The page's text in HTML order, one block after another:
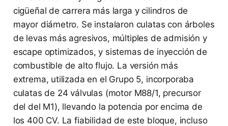
cigüeñal de carrera más larga y cilindros de
mayor diámetro. Se instalaron culatas con árboles
de levas más agresivos, múltiples de admisión y
escape optimizados, y sistemas de inyección de
combustible de alto flujo. La versión más
extrema, utilizada en el Grupo 5, incorporaba
culatas de 24 válvulas (motor M88/1, precursor
del del M1), llevando la potencia por encima de
los 400 CV. La fiabilidad de este bloque, incluso